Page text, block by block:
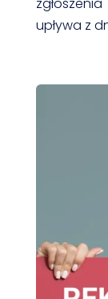
upływa z